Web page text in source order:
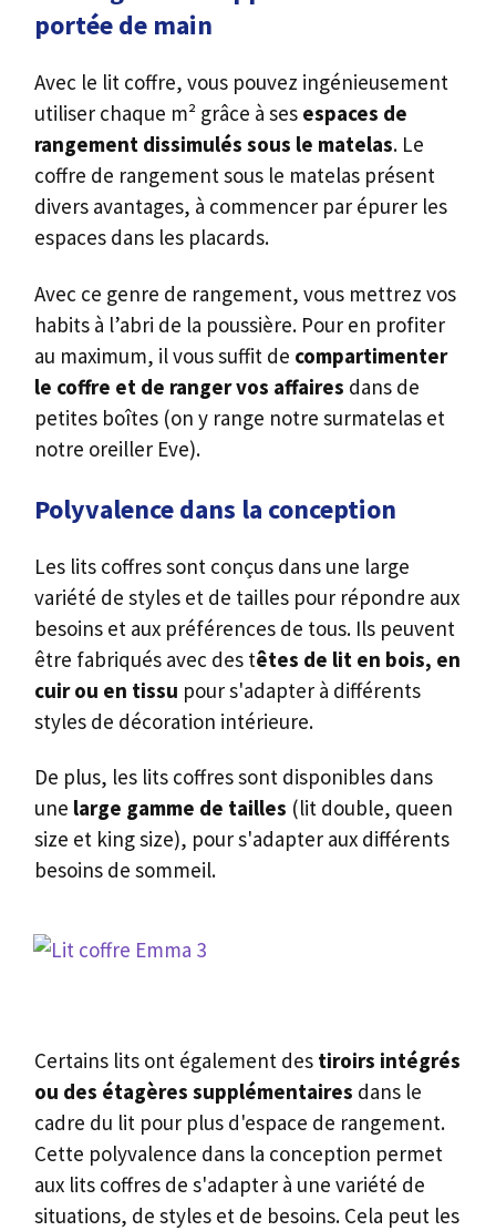
portée de main
Avec le lit coffre, vous pouvez ingénieusement
utiliser chaque m² grâce à ses espaces de
rangement dissimulés sous le matelas. Le
coffre de rangement sous le matelas présent
divers avantages, à commencer par épurer les
espaces dans les placards.
Avec ce genre de rangement, vous mettrez vos
habits à l’abri de la poussière. Pour en profiter
au maximum, il vous suffit de compartimenter
le coffre et de ranger vos affaires dans de
petites boîtes (on y range notre surmatelas et
notre oreiller Eve).
Polyvalence dans la conception
Les lits coffres sont conçus dans une large
variété de styles et de tailles pour répondre aux
besoins et aux préférences de tous. Ils peuvent
être fabriqués avec des têtes de lit en bois, en
cuir ou en tissu pour s'adapter à différents
styles de décoration intérieure.
De plus, les lits coffres sont disponibles dans
une large gamme de tailles (lit double, queen
size et king size), pour s'adapter aux différents
besoins de sommeil.
Certains lits ont également des tiroirs intégrés
ou des étagères supplémentaires dans le
cadre du lit pour plus d'espace de rangement.
Cette polyvalence dans la conception permet
aux lits coffres de s'adapter à une variété de
situations, de styles et de besoins. Cela peut les